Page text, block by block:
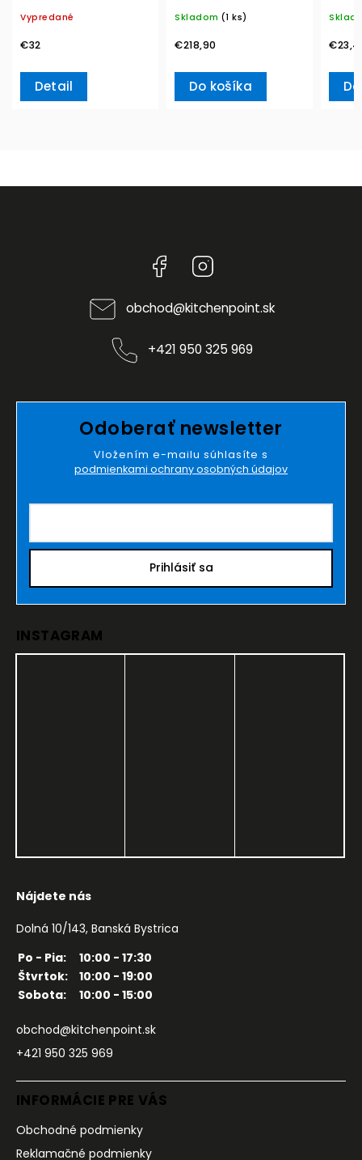
Vypredané
€32
Detail
Villeroy & Boch
Skladom (1 ks)
€218,90
Do košíka
Facebook
obchod@kitchenpoint.sk
+421 950 325 969
Odoberať newsletter
Vložením e-mailu súhlasíte s
podmienkami ochrany osobných údajov
Prihlásiť sa
INSTAGRAM
Nájdete nás
Dolná 10/143, Banská Bystrica
Po - Pia:
10:00 - 17:30
Štvrtok:
10:00 - 19:00
Sobota:
10:00 - 15:00
obchod@kitchenpoint.sk
+421 950 325 969
INFORMÁCIE PRE VÁS
Obchodné podmienky
Reklamačné podmienky